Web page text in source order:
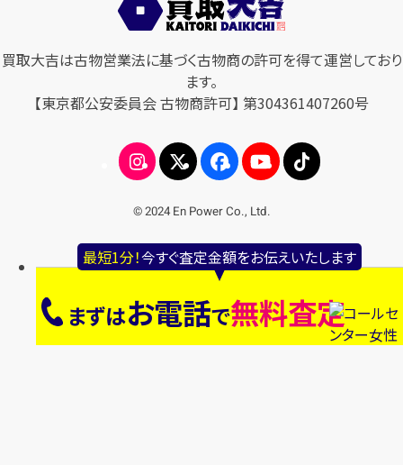
最短1分！今すぐ査定金額をお伝えいたします
まずはお電話で無料査定
買取大吉は古物営業法に基づく古物商の許可を得て運営しており
ます。
【東京都公安委員会 古物商許可】 第304361407260号
© 2024 En Power Co., Ltd.